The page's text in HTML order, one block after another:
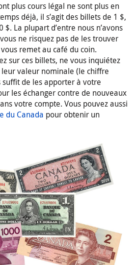
plus cours légal ne sont plus en
déjà, il s’agit des billets de 1 $,
$. La plupart d’entre nous n’avons
ne risquez pas de les trouver
remet au café du coin.
sur ces billets, ne vous inquiétez
leur valeur nominale (le chiffre
suffit de les apporter à votre
les échanger contre de nouveaux
votre compte. Vous pouvez aussi
du Canada pour obtenir un